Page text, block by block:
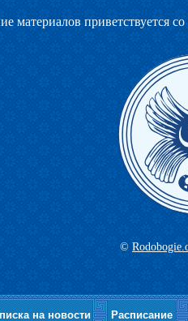
материалов приветствуется
©
на новости Расписание